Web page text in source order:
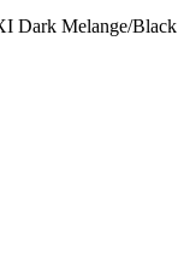
Dark Melange/Black